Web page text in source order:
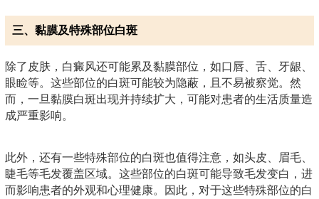
三、黏膜及特殊部位白斑
除了皮肤，白癜风还可能累及黏膜部位，如口唇、舌、牙龈、
眼睑等。这些部位的白斑可能较为隐蔽，且不易被察觉。然
而，一旦黏膜白斑出现并持续扩大，可能对患者的生活质量造
成严重影响。
此外，还有一些特殊部位的白斑也值得注意，如头皮、眉毛、
睫毛等毛发覆盖区域。这些部位的白斑可能导致毛发变白，进
而影响患者的外观和心理健康。因此，对于这些特殊部位的白